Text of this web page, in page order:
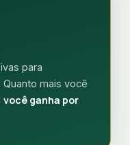
para
Quanto mais você
você ganha por